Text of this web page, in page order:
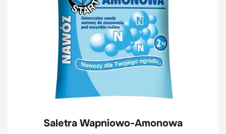
Saletra Wapniowo-Amonowa